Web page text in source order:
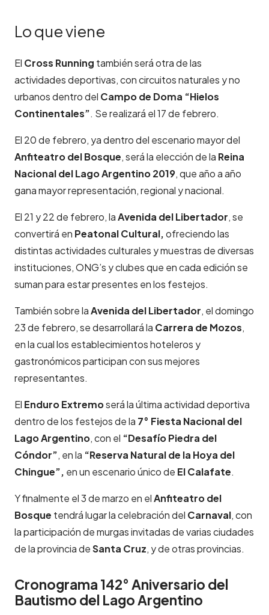
Lo que viene
El Cross Running también será otra de las
actividades deportivas, con circuitos naturales y no
urbanos dentro del Campo de Doma “Hielos
Continentales”. Se realizará el 17 de febrero.
El 20 de febrero, ya dentro del escenario mayor del
Anfiteatro del Bosque, será la elección de la Reina
Nacional del Lago Argentino 2019, que año a año
gana mayor representación, regional y nacional.
El 21 y 22 de febrero, laAvenida del Libertador, se
convertirá en Peatonal Cultural,ofreciendo las
distintas actividades culturales y muestras de diversas
instituciones, ONG’s y clubes que en cada edición se
suman para estar presentes en los festejos.
También sobre laAvenida del Libertador, el domingo
23 de febrero, se desarrollará la Carrera de Mozos,
en la cual los establecimientos hoteleros y
gastronómicos participan con sus mejores
representantes.
El Enduro Extremoserá la última actividad deportiva
dentro de los festejos de la 7° Fiesta Nacional del
Lago Argentino, con el “Desafío Piedra del
Cóndor”, en la “Reserva Natural de la Hoya del
Chingue”, en un escenario único de El Calafate.
Y finalmente el 3 de marzo en elAnfiteatro del
Bosque tendrá lugar la celebración del Carnaval, con
la participación de murgas invitadas de varias ciudades
de la provincia deSanta Cruz, y de otras provincias.
Cronograma 142° Aniversario del
Bautismo del Lago Argentino